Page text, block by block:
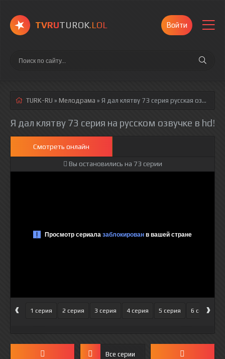
TVRUTUROK.LOL Войти
TURK-RU » Мелодрама » Я дал клятву 73 серия русская озвучка полностью смотреть онлайн!
Я дал клятву 73 серия на русском озвучке в hd!
Смотреть онлайн
Вы остановились на 73 серии
‹ 1 серия 2 серия 3 серия 4 серия 5 серия 6 серия
›
Все серии